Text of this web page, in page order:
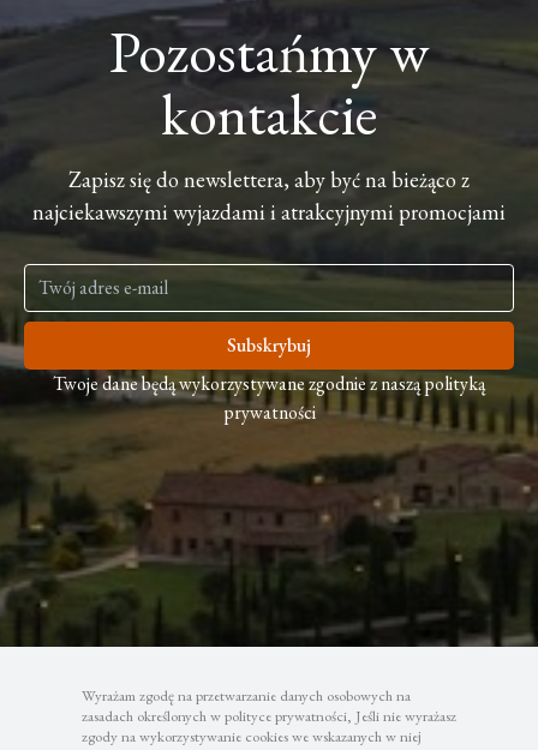
Wyrażam zgodę na przetwarzanie danych osobowych na
zasadach określonych w polityce prywatności, Jeśli nie wyrażasz
zgody na wykorzystywanie cookies we wskazanych w niej
Pozostańmy w
kontakcie
Zapisz się do newslettera, aby być na bieżąco z
najciekawszymi wyjazdami i atrakcyjnymi promocjami
Subskrybuj
Twoje dane będą wykorzystywane zgodnie z naszą polityką
prywatności